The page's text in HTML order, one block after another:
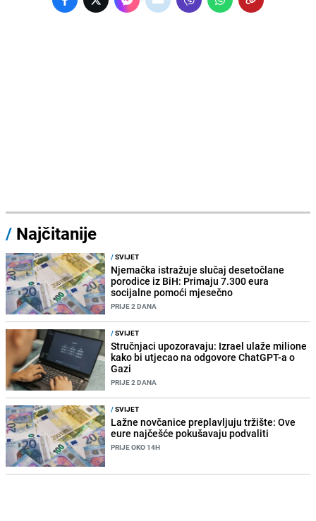
/ Najčitanije
/SVIJET
Njemačka istražuje slučaj desetočlane
porodice iz BiH: Primaju 7.300 eura
socijalne pomoći mjesečno
PRIJE 2 DANA
/SVIJET
Stručnjaci upozoravaju: Izrael ulaže milione
kako bi utjecao na odgovore ChatGPT-a o
Gazi
PRIJE 2 DANA
/SVIJET
Lažne novčanice preplavljuju tržište: Ove
eure najčešće pokušavaju podvaliti
PRIJE OKO 14H